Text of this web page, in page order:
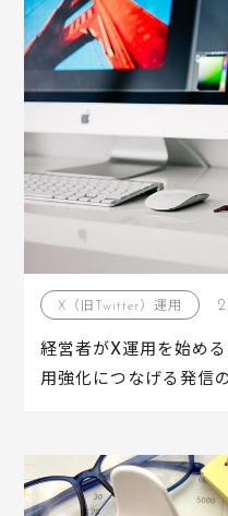
X（旧Twitter）運用
経営者がX運用を始め
用強化につなげる発信